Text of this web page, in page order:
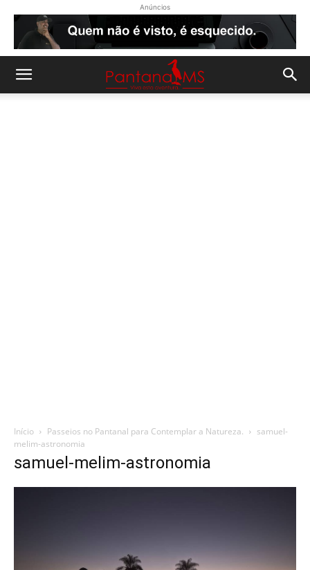
Anúncios
Início Passeios no Pantanal para Contemplar a Natureza.
samuel-
melim-astronomia
samuel-melim-astronomia